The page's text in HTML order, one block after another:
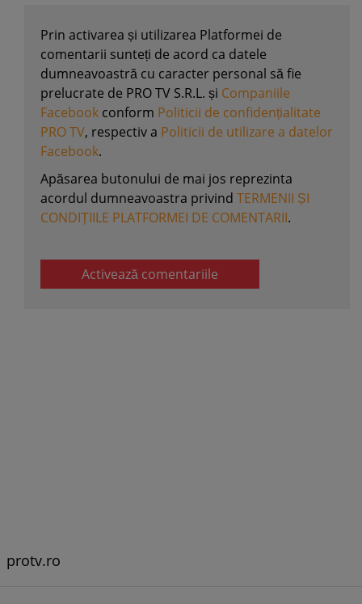
Prin activarea și utilizarea Platformei de
comentarii sunteți de acord ca datele
dumneavoastră cu caracter personal să fie
prelucrate de PRO TV S.R.L. și Companiile
Facebook conform Politicii de confidențialitate
PRO TV, respectiv a Politicii de utilizare a datelor
Facebook.
Apăsarea butonului de mai jos reprezinta
acordul dumneavoastra privind TERMENII ȘI
CONDIȚIILE PLATFORMEI DE COMENTARII.
Activează comentariile
protv.ro